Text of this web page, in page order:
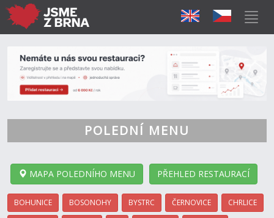
POLEDNÍ MENU
MAPA POLEDNÍHO MENU PŘEHLED RESTAURACÍ
BOHUNICE BOSONOHY BYSTRC ČERNOVICE CHRLICE